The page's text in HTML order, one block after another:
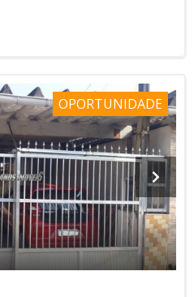
. Venha morar ou passar
bairros de Praia Grande..
OPORTUNIDADE